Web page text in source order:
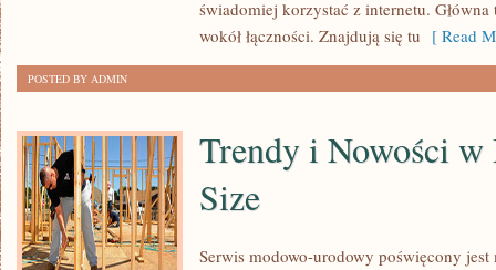
świadomiej korzystać z internetu.
wokół łączności. Znajdują się tu [ Read
POSTED BY ADMIN
Trendy i Nowości w
Size
Serwis modowo-urodowy poświęcony